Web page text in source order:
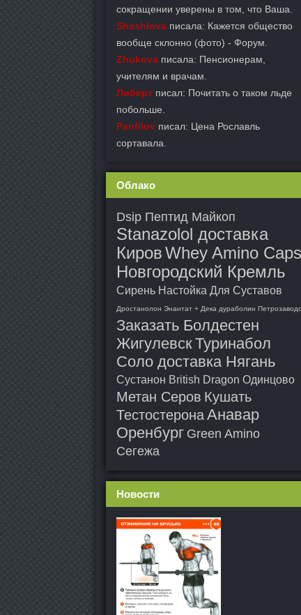
сокращении уверены в том, что Ваша.
Shashlova писала: Кажется общество
вообще склонно (фото) - Форум.
Zhukova писала: Пенсионерам,
учителям и врачам.
Либерт писал: Почитать о таком льде
побольше.
Panfilov писал: Цена Рославль
сортавала.
Облако
Dsip Пептид Майкоп
Stanazolol доставка
КировWhey Amino Caps
Новгородский Кремль
Сирень Настойка Для Суставов
Дростанолон Энантат + Дека дураболин
Заказать Болдестен
ЖигулевскТуринабол
Соло доставка Нягань
Сустанон British Dragon Одинцово
Метан Серов Кушать
ТестостеронаАнавар
Оренбург Green Amino
Сегежа
Новости